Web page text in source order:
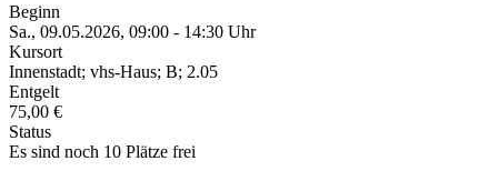
Beginn
Sa., 09.05.2026, 09:00 - 14:30 Uhr
Kursort
Innenstadt; vhs-Haus; B; 2.05
Entgelt
75,00 €
Status
Es sind noch 10 Plätze frei